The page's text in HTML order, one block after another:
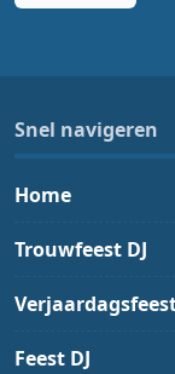
Snel navigeren
Home
Trouwfeest DJ
Feest DJ